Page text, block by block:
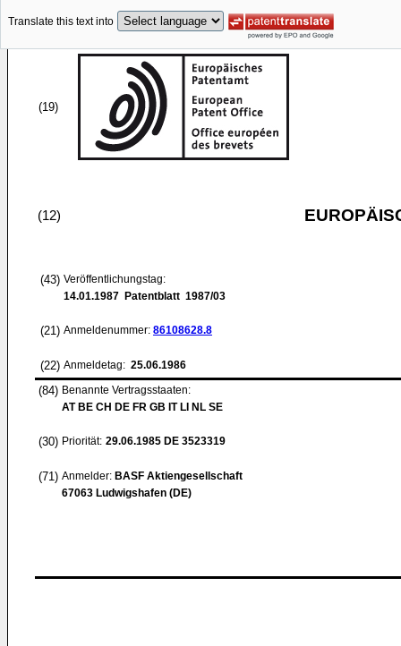
Translate this text into
(19)
(12)
(43) Veröffentlichungstag:
14.01.1987 Patentblatt 1987/03
(21) Anmeldenummer: 86108628.8
(22) Anmeldetag: 25.06.1986
(84) Benannte Vertragsstaaten:
AT BE CH DE FR GB IT LI NL SE
(30) Priorität: 29.06.1985 DE 3523319
(71) Anmelder: BASF Aktiengesellschaft
67063 Ludwigshafen (DE)